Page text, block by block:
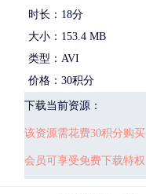
时长：18分
大小：153.4 MB
类型：AVI
价格：30积分
下载当前资源：
该资源需花费30积分购买
会员可享受免费下载特权